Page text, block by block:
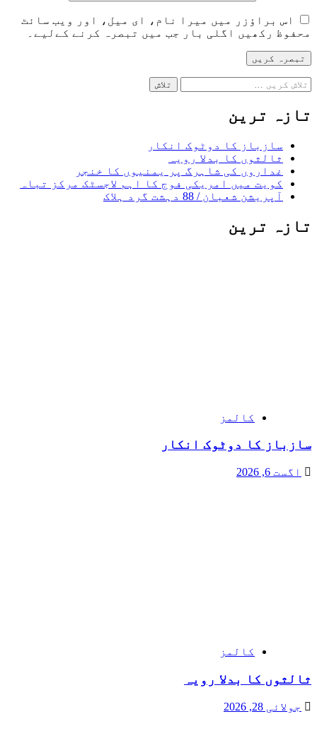
اس براؤزر میں میرا نام، ای میل، اور ویب سائٹ
محفوظ رکھیں اگلی بار جب میں تبصرہ کرنے کےلیے۔
تازہ ترین
سازباز کا دوٹوک انکار
ثالثوں کا بدلا رویہ
غداروں کی شاہرگ پر یمنیوں کا خنجر
کویت میں امریکی فوج کا اہم لاجسٹک مرکز تباہ
آپریشن شعبان / 88 دہشت گرد ہلاک
تازہ ترین
کالمز
سازباز کا دوٹوک انکار
اگست 6, 2026
کالمز
ثالثوں کا بدلا رویہ
جولائی 28, 2026